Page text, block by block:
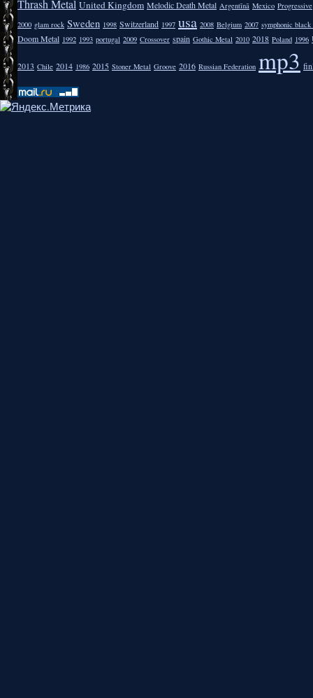
Thrash Metal United Kingdom Melodic Death Metal Argentīnā Mexico Progressive
2000 glam rock Sweden 1998 Switzerland 1997 usa 2008 Belgium 2007 symphonic
Doom Metal 1992 1993 portugal 2009 Crossover spain Gothic Metal 2010 2018 Poland 1996
2013 Chile 2014 1986 2015 Stoner Metal Groove 2016 Russian Federation mp3